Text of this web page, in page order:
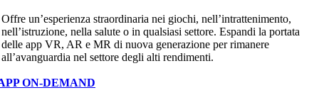
Offre un’esperienza straordinaria nei giochi, nell’intrattenimento,
nell’istruzione, nella salute o in qualsiasi settore. Espandi la portata
delle app VR, AR e MR di nuova generazione per rimanere
all’avanguardia nel settore degli alti rendimenti.
ON-DEMAND